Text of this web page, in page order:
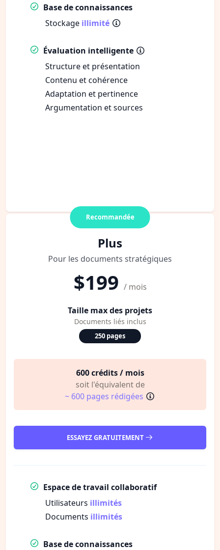
Base de connaissances
Stockage illimité
Évaluation intelligente
Structure et présentation
Contenu et cohérence
Adaptation et pertinence
Argumentation et sources
Recommandée
Plus
Pour les documents stratégiques
$199 / mois
Taille max des projets
Documents liés inclus
250 pages
600 crédits / mois
soit l'équivalent de
~ 600 pages rédigées
ESSAYEZ GRATUITEMENT
Espace de travail collaboratif
Utilisateurs illimités
Documents illimités
Base de connaissances